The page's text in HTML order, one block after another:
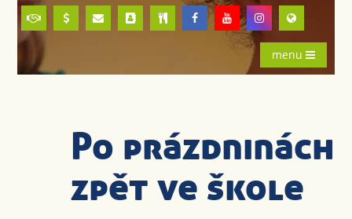
menu
Po prázdninách
zpět ve škole